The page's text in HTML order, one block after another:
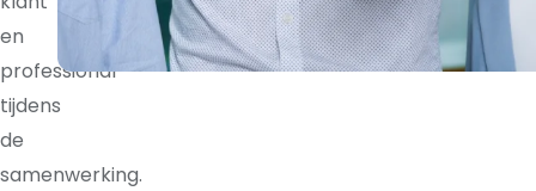
en
professional
tijdens
de
samenwerking.